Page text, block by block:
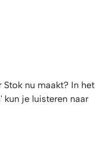
nu maakt? In het
je luisteren naar